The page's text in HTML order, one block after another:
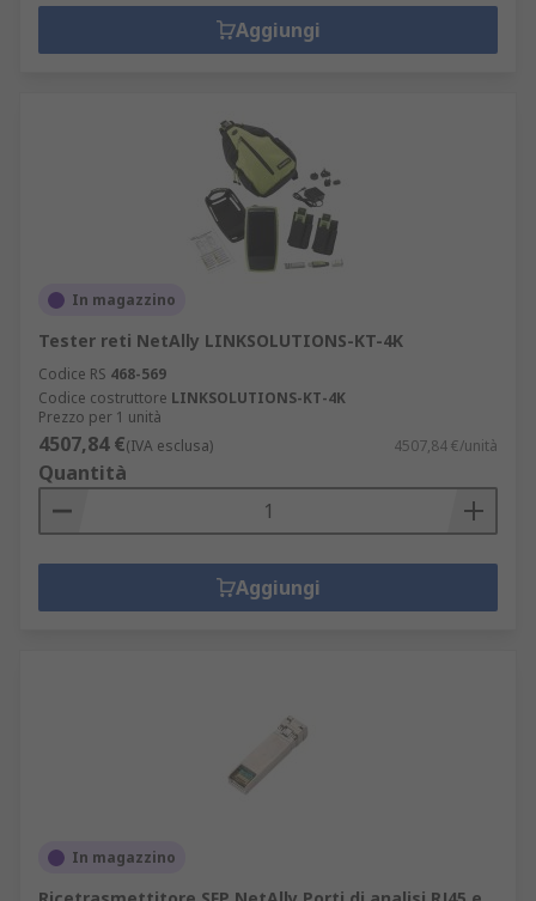
Aggiungi
In magazzino
Tester reti NetAlly LINKSOLUTIONS-KT-4K
Codice RS 468-569
Codice costruttore LINKSOLUTIONS-KT-4K
Prezzo per 1 unità
4507,84 €(IVA esclusa) 4507,84 €/unità
Quantità
Aggiungi
In magazzino